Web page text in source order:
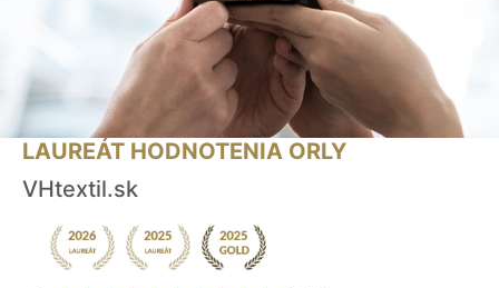
LAUREÁT HODNOTENIA ORLY
VHtextil.sk